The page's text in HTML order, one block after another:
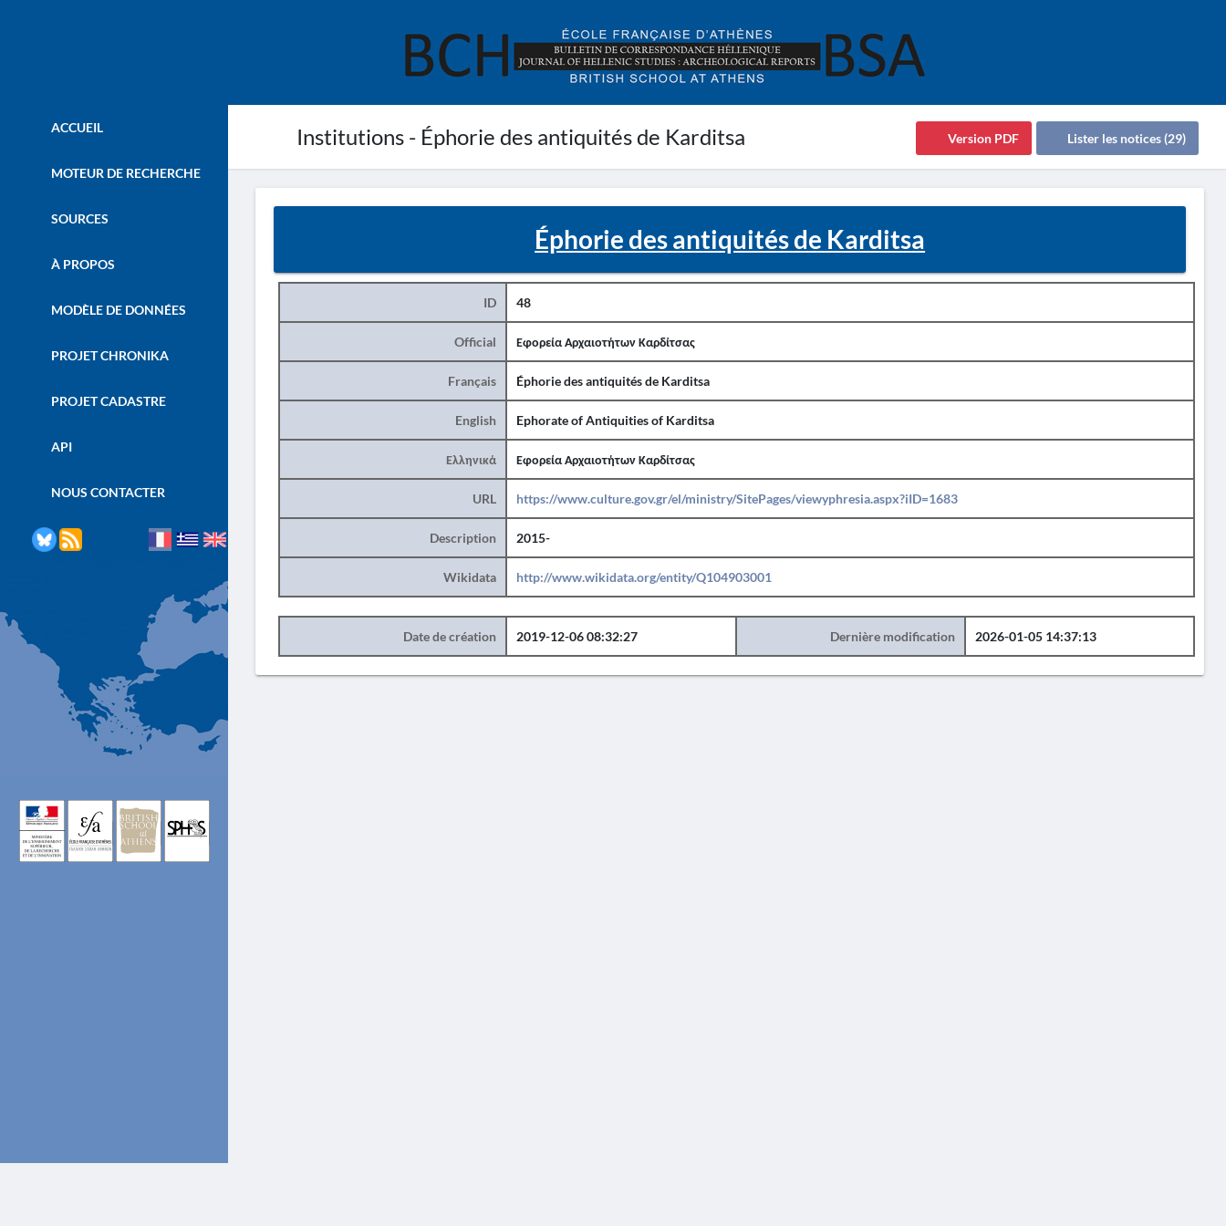
Institutions - Éphorie des antiquités de Karditsa Lister les notices (29)
Version PDF
ACCUEIL
MOTEUR DE RECHERCHE
SOURCES
À PROPOS
MODÈLE DE DONNÉES
PROJET CHRONIKA
PROJET CADASTRE
API
NOUS CONTACTER
Éphorie des antiquités de Karditsa
ID 48
Official Εφορεία Αρχαιοτήτων Καρδίτσας
Français Éphorie des antiquités de Karditsa
English Ephorate of Antiquities of Karditsa
Ελληνικά Εφορεία Αρχαιοτήτων Καρδίτσας
URL https://www.culture.gov.gr/el/ministry/SitePages/viewyphresia.aspx?iID=1683
Description 2015-
Wikidata http://www.wikidata.org/entity/Q104903001
Date de création 2019-12-06 08:32:27 Dernière modification 2026-01-05 14:37:13